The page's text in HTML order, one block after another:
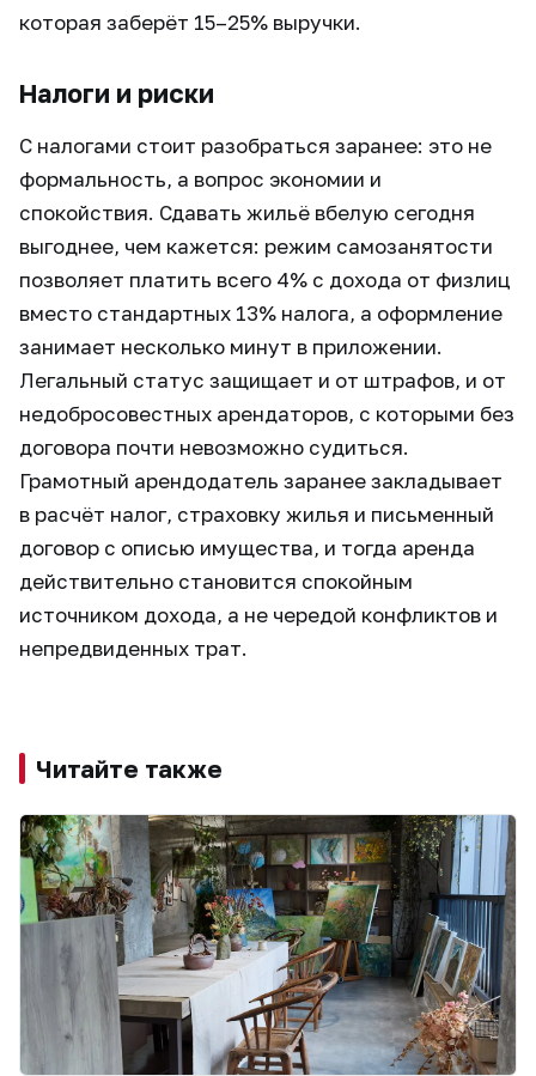
которая заберёт 15–25% выручки.
Налоги и риски
С налогами стоит разобраться заранее: это не
формальность, а вопрос экономии и
спокойствия. Сдавать жильё вбелую сегодня
выгоднее, чем кажется: режим самозанятости
позволяет платить всего 4% с дохода от физлиц
вместо стандартных 13% налога, а оформление
занимает несколько минут в приложении.
Легальный статус защищает и от штрафов, и от
недобросовестных арендаторов, с которыми без
договора почти невозможно судиться.
Грамотный арендодатель заранее закладывает
в расчёт налог, страховку жилья и письменный
договор с описью имущества, и тогда аренда
действительно становится спокойным
источником дохода, а не чередой конфликтов и
непредвиденных трат.
Читайте также